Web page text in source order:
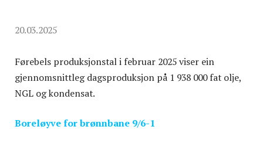
20.03.2025
Førebels produksjonstal i februar 2025 viser ein
gjennomsnittleg dagsproduksjon på 1 938 000 fat olje,
NGL og kondensat.
Boreløyve for brønnbane 9/6-1